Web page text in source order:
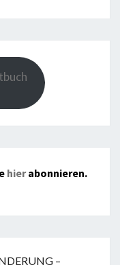
hierabonnieren.
–